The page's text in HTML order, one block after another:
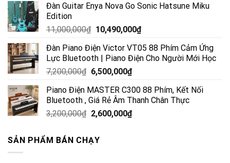
Đàn Guitar Enya Nova Go Sonic Hatsune Miku
Edition
11,000,000₫ 10,490,000₫
Đàn Piano Điện Victor VT05 88 Phím Cảm Ứng
Lực Bluetooth | Piano Điện Cho Người Mới Học
7,200,000₫ 6,500,000₫
Piano Điện MASTER C300 88 Phím, Kết Nối
Bluetooth , Giá Rẻ Âm Thanh Chân Thực
3,200,000₫ 2,600,000₫
SẢN PHẨM BÁN CHẠY